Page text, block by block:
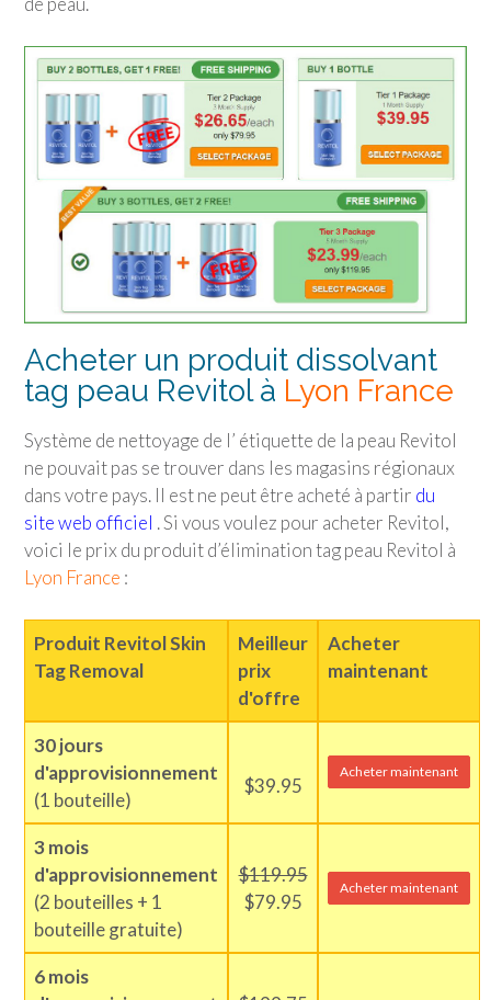
Acheter un produit dissolvant
tag peau Revitol à Lyon France
Système de nettoyage de l’ étiquette de la peau Revitol
ne pouvait pas se trouver dans les magasins régionaux
dans votre pays. Il est ne peut être acheté à partir du
site web officiel . Si vous voulez pour acheter Revitol,
voici le prix du produit d’élimination tag peau Revitol à
Lyon France :
Produit Revitol Skin
Tag Removal
Meilleur
prix
d'offre
Acheter
maintenant
30 jours
d'approvisionnement
(1 bouteille)
$39.95
Acheter maintenant
3 mois
d'approvisionnement
(2 bouteilles + 1
bouteille gratuite)
$119.95
$79.95
Acheter maintenant
6 mois